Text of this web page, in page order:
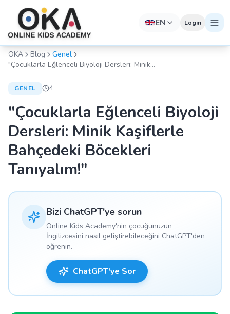
EN Login
OKA Blog
Genel
"Çocuklarla Eğlenceli Biyoloji Dersleri: Minik
GENEL 4
"Çocuklarla Eğlenceli Biyoloji
Dersleri: Minik Kaşiflerle
Bahçedeki Böcekleri
Tanıyalım!"
Bizi ChatGPT'ye sorun
Online Kids Academy'nin çocuğunuzun
İngilizcesini nasıl geliştirebileceğini ChatGPT'den
öğrenin.
ChatGPT'ye Sor